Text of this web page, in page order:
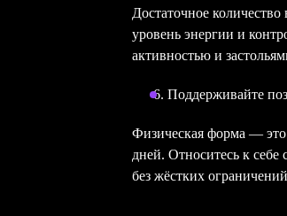
Достаточное
уровень энергии и
активностью и
Поддерживайте
Физическая форма — это
дней. Относитесь к себе
без жёстких